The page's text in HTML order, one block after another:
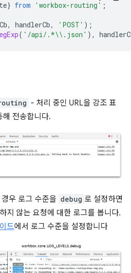
} from 'workbox-routing' ;
, handlerCb, 'POST' );
( '/api/.*\\.json' ),
- 처리 중인 URL을 강조 표
전송합니다.
우 로그 수준을 debug 로 설정하면
지 않는 요청에 대한 로그를 봅니다.
드에서 로그 수준을 설정합니다